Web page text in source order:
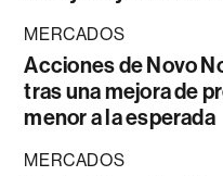
MERCADOS
Acciones de Novo
tras una mejora de
menor a la esperada
MERCADOS